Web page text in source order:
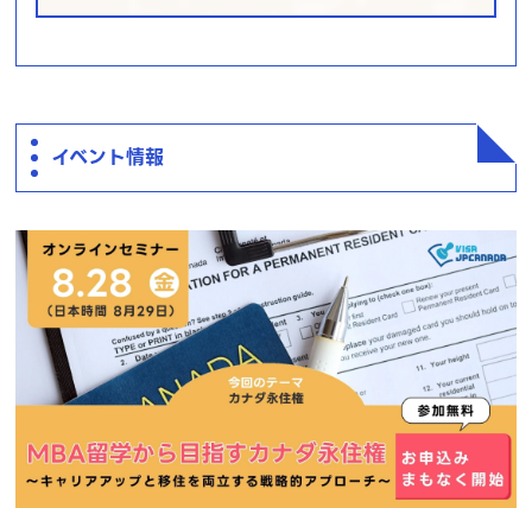
イベント情報